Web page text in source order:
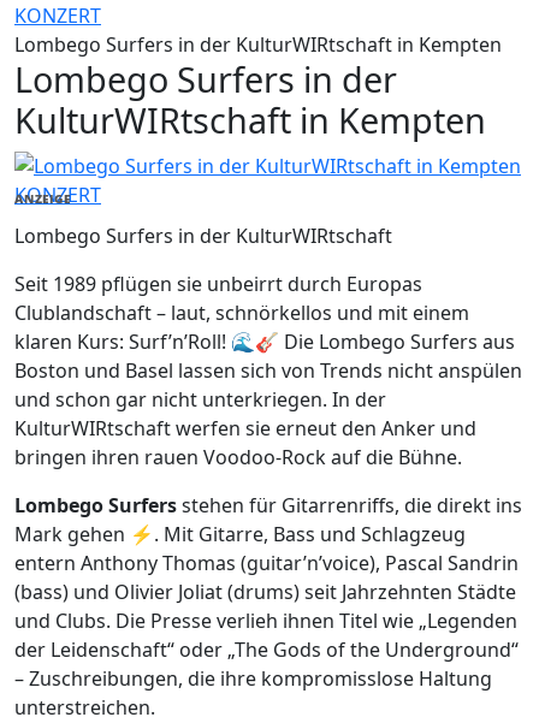
KONZERT
Lombego Surfers in der KulturWIRtschaft in Kempten
Lombego Surfers in der
KulturWIRtschaft in Kempten
KONZERT
ANZEIGE
Lombego Surfers in der KulturWIRtschaft
Seit 1989 pflügen sie unbeirrt durch Europas
Clublandschaft – laut, schnörkellos und mit einem
klaren Kurs: Surf’n’Roll! 🌊🎸 Die Lombego Surfers aus
Boston und Basel lassen sich von Trends nicht anspülen
und schon gar nicht unterkriegen. In der
KulturWIRtschaft werfen sie erneut den Anker und
bringen ihren rauen Voodoo-Rock auf die Bühne.
Lombego Surfersstehen für Gitarrenriffs, die direkt ins
Mark gehen ⚡. Mit Gitarre, Bass und Schlagzeug
entern Anthony Thomas (guitar’n’voice), Pascal Sandrin
(bass) und Olivier Joliat (drums) seit Jahrzehnten Städte
und Clubs. Die Presse verlieh ihnen Titel wie „Legenden
der Leidenschaft“ oder „The Gods of the Underground“
– Zuschreibungen, die ihre kompromisslose Haltung
unterstreichen.